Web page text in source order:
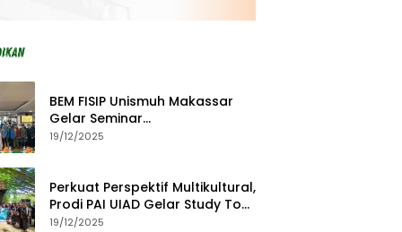
BEM FISIP Unismuh Makassar
Gelar Seminar
Keperempuanan, Bahas
19/12/2025
Perkuat Perspektif Multikultural,
Prodi PAI UIAD Gelar Study Tour
ke Kajang
19/12/2025